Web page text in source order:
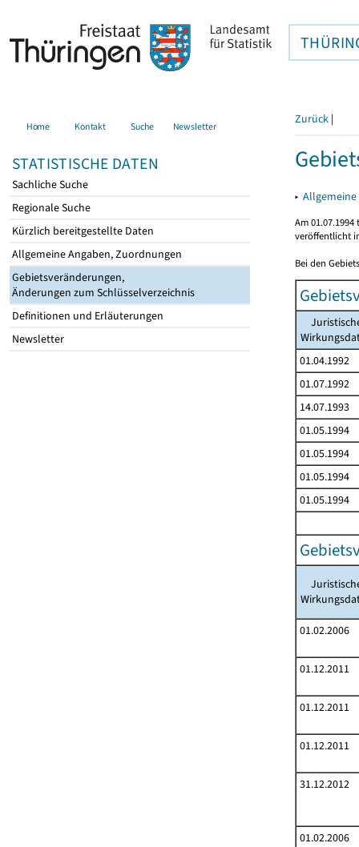
Home Kontakt Suche Newsletter
STATISTISCHE DATEN
Sachliche Suche
Regionale Suche
Kürzlich bereitgestellte Daten
Allgemeine Angaben, Zuordnungen
Gebietsveränderungen,
Änderungen zum Schlüsselverzeichnis
Definitionen und Erläuterungen
Newsletter
Zurück |
▸
Am
veröffentlicht
Bei den
01.04.1992
01.07.1992
14.07.1993
01.05.1994
01.05.1994
01.05.1994
01.05.1994
01.02.2006
01.12.2011
01.12.2011
01.12.2011
31.12.2012
01.02.2006